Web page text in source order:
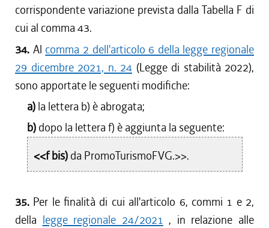
corrispondente variazione prevista dalla Tabella F di
cui al comma 43.
34. Al comma 2 dell'articolo 6 della legge regionale
29 dicembre 2021, n. 24 (Legge di stabilità 2022),
sono apportate le seguenti modifiche:
a) la lettera b) è abrogata;
b) dopo la lettera f) è aggiunta la seguente:
<<f bis) da PromoTurismoFVG.>>.
35. Per le finalità di cui all'articolo 6, commi 1 e 2,
della legge regionale 24/2021 , in relazione alle